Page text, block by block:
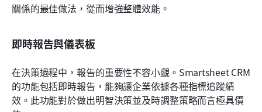
關係的最佳做法，從而增強整體效能。
即時報告與儀表板
在決策過程中，報告的重要性不容小覷。Smartsheet CRM
的功能包括即時報告，能夠讓企業依據各種指標追蹤績
效。此功能對於做出明智決策並及時調整策略而言極具價